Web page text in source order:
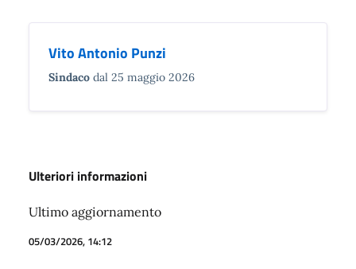
Vito Antonio Punzi
Sindaco dal 25 maggio 2026
Ulteriori informazioni
Ultimo aggiornamento
05/03/2026, 14:12